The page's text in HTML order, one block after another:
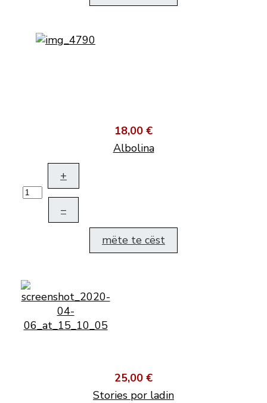
18,00 €
Albolina
+
–
mëte te cëst
25,00 €
Stories por ladin